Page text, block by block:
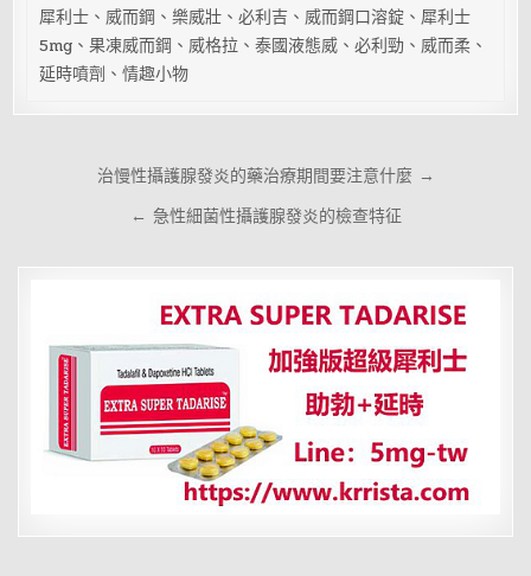
犀利士、威而鋼、樂威壯、必利吉、威而鋼口溶錠、犀利士
5mg、果凍威而鋼、威格拉、泰國液態威、必利勁、威而柔、
延時噴劑、情趣小物
覽
治慢性攝護腺發炎的藥治療期間要注意什麼 →
← 急性細菌性攝護腺發炎的檢查特征